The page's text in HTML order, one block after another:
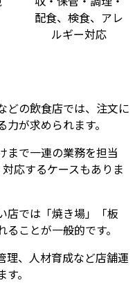
配食、検食、アレ
ルギー対応
どの飲食店では、注文に
が求められます。
まで一連の業務を担当
応するケースもありま
店では「焼き場」「板
ことが一般的です。
理、人材育成など店舗運
。